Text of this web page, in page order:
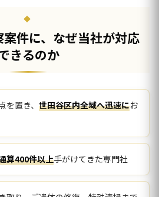
件に、なぜ当社が対応
きるのか
置き、 世田谷区内全域へ迅速にお
算400件以上手がけてきた専門社